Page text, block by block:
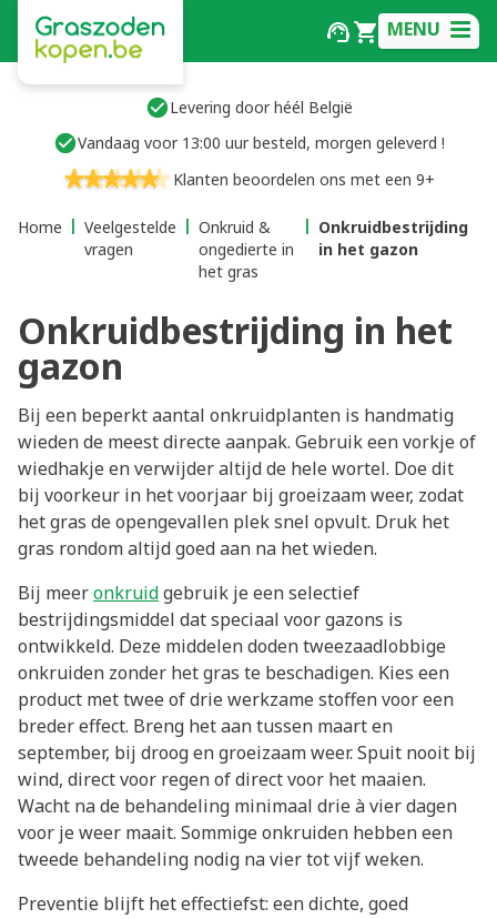
MENU
Levering door héél België
Vandaag voor 13:00 uur besteld, morgen geleverd !
Klanten beoordelen ons met een 9+
Home
Veelgestelde
vragen
Onkruid &
ongedierte in
het gras
Onkruidbestrijding
in het gazon
Onkruidbestrijding in het
gazon
Bij een beperkt aantal onkruidplanten is handmatig
wieden de meest directe aanpak. Gebruik een vorkje of
wiedhakje en verwijder altijd de hele wortel. Doe dit
bij voorkeur in het voorjaar bij groeizaam weer, zodat
het gras de opengevallen plek snel opvult. Druk het
gras rondom altijd goed aan na het wieden.
Bij meeronkruidgebruik je een selectief
bestrijdingsmiddel dat speciaal voor gazons is
ontwikkeld. Deze middelen doden tweezaadlobbige
onkruiden zonder het gras te beschadigen. Kies een
product met twee of drie werkzame stoffen voor een
breder effect. Breng het aan tussen maart en
september, bij droog en groeizaam weer. Spuit nooit bij
wind, direct voor regen of direct voor het maaien.
Wacht na de behandeling minimaal drie à vier dagen
voor je weer maait. Sommige onkruiden hebben een
tweede behandeling nodig na vier tot vijf weken.
Preventie blijft het effectiefst: een dichte, goed